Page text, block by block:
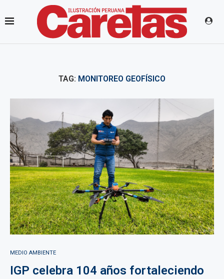
TAG: MONITOREO GEOFÍSICO
MEDIO AMBIENTE
IGP celebra 104 años fortaleciendo